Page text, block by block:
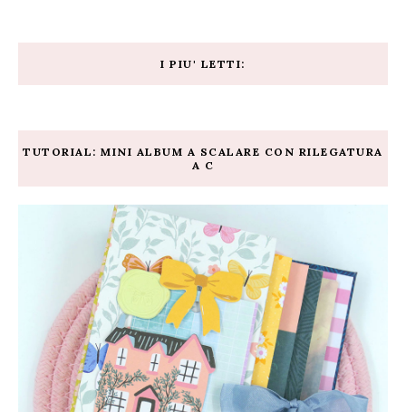
I PIU' LETTI:
TUTORIAL: MINI ALBUM A SCALARE CON RILEGATURA
A C